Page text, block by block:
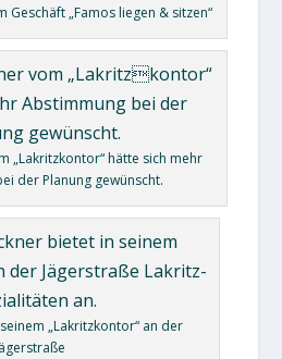
Geschäft „Famos liegen & sitzen“
„Lakritzkontor“ hätte sich mehr
der Planung gewünscht.
„Lakritzkontor“ an der